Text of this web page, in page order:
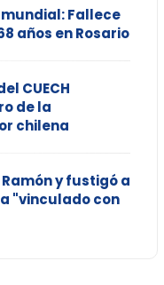
Fallece
años en Rosario
CUECH
de la
chilena
y fustigó a
"vinculado con